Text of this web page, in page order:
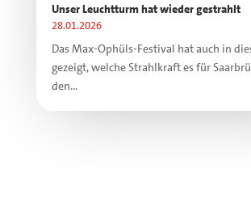
Unser Leuchtturm hat wieder gestrahlt
28.01.2026
Das Max-Ophüls-Festival hat auch in
gezeigt, welche Strahlkraft es für
den...